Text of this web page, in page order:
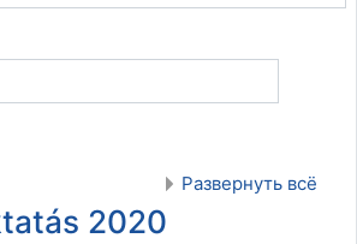
Развернуть всё
2020